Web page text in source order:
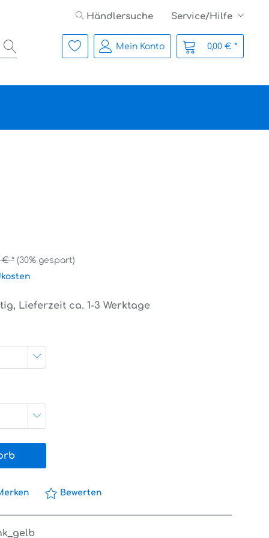
Händlersuche Service/Hilfe
Mein Konto 0,00 € *
€ * (30% gespart)
Lieferzeit ca. 1-3 Werktage
Bewerten